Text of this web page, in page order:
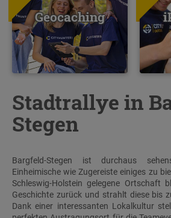
Geocaching
Stadtrallye in
Stegen
Bargfeld-Stegen ist durchaus
Einheimische wie Zugereiste einiges zu
Schleswig-Holstein gelegene Ortschaft
Geschichte zurück und strahlt diese bis
Dank einer interessanten Lokalkultur